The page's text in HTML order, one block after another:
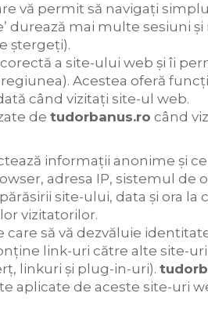
vă permit să navigați
durează mai multe sesiuni
ștergeți).
a site-ului web și îi
Acestea oferă
când vizitați site-ul web.
de tudorbanus.ro când
informații anonime și
adresa IP, sistemul de
site-ului, data și ora la
vizitatorilor.
să vă dezvăluie
link-uri către alte site-
linkuri și plug-in-uri).
aplicate de aceste site-uri